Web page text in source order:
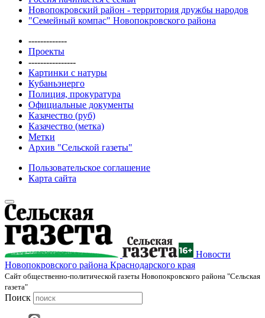
Новопокровский район - территория дружбы народов
"Семейный компас" Новопокровского района
-------------
Проекты
----------------
Картинки с натуры
Кубаньэнерго
Полиция, прокуратура
Официальные документы
Казачество (руб)
Казачество (метка)
Метки
Архив "Сельской газеты"
Пользовательское соглашение
Карта сайта
Новости
Новопокровского района Краснодарского края
Cайт общественно-политической газеты Новопокровского района "Сельская
газета"
Поиск